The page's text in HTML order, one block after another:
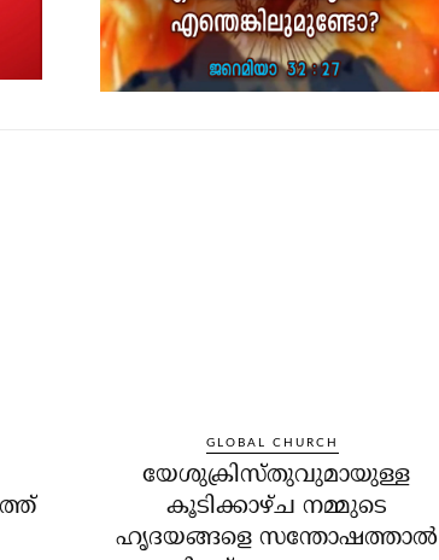
GLOBAL CHURCH
യേശുക്രിസ്തുവുമായുള്ള
കൂടിക്കാഴ്ച നമ്മുടെ
ഹൃദയങ്ങളെ സന്തോഷത്താല്‍